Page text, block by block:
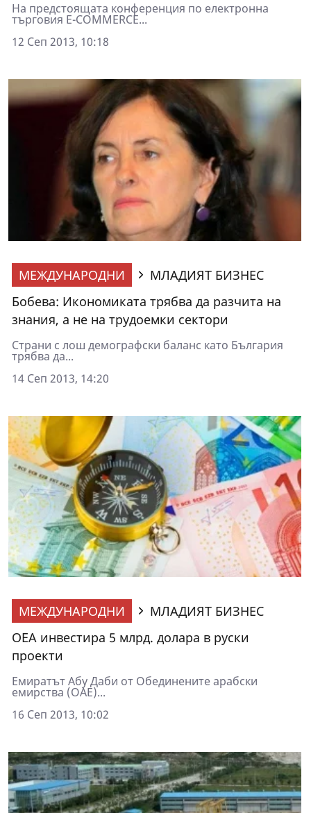
На предстоящата конференция по електронна
търговия E-COMMERCE...
12 Сеп 2013, 10:18
МЕЖДУНАРОДНИ
МЛАДИЯТ БИЗНЕС
Бобева: Икономиката трябва да разчита на
знания, а не на трудоемки сектори
Страни с лош демографски баланс като България
трябва да...
14 Сеп 2013, 14:20
МЕЖДУНАРОДНИ
МЛАДИЯТ БИЗНЕС
ОЕА инвестира 5 млрд. долара в руски
проекти
Емиратът Абу Даби от Обединените арабски
емирства (ОАЕ)...
16 Сеп 2013, 10:02